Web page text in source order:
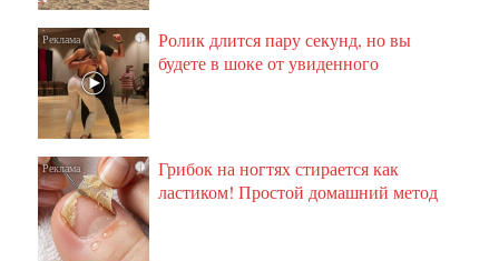
i
Ролик длится пару секунд, но вы
будете в шоке от увиденного
i
Грибок на ногтях стирается как
ластиком! Простой домашний метод